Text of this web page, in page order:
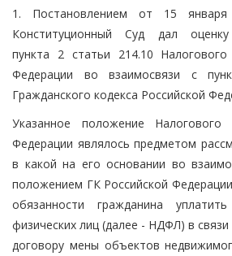
1. Постановлением от 15
Конституционный Суд дал оценку
пункта 2 статьи 214.10 Налогового
Федерации во взаимосвязи с
Гражданского кодекса Российской
Указанное положение Налогового
Федерации являлось предметом
в какой на его основании во
положением ГК Российской
обязанности гражданина
физических лиц (далее - НДФЛ) в
договору мены объектов